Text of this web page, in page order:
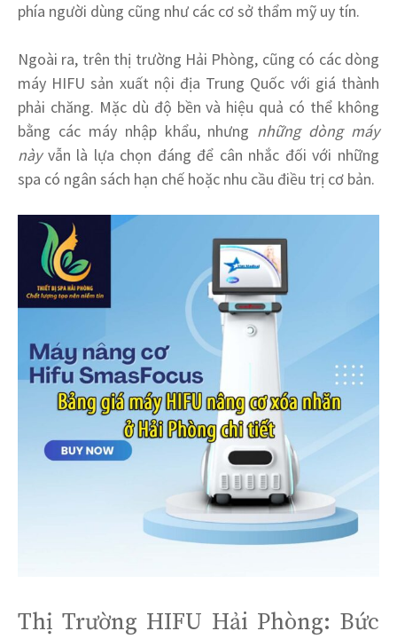
phía người dùng cũng như các cơ sở thẩm mỹ uy tín.
Ngoài ra, trên thị trường Hải Phòng, cũng có các dòng
máy HIFU sản xuất nội địa Trung Quốc với giá thành
phải chăng. Mặc dù độ bền và hiệu quả có thể không
bằng các máy nhập khẩu, nhưng những dòng máy
nàyvẫn là lựa chọn đáng để cân nhắc đối với những
spa có ngân sách hạn chế hoặc nhu cầu điều trị cơ bản.
Thị Trường HIFU Hải Phòng: Bức